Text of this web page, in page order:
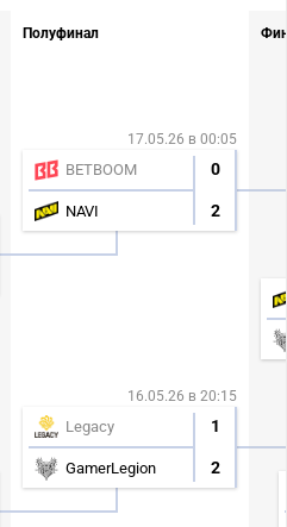
Полуфинал
17.05.26 в 00:05
BETBOOM 0
NAVI 2
16.05.26 в 20:15
Legacy 1
GamerLegion 2